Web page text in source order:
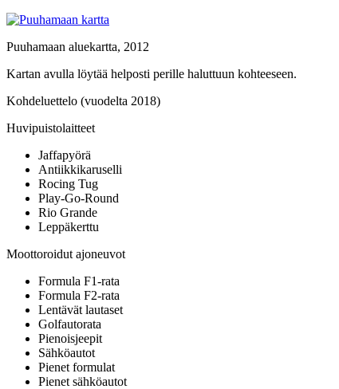
Puuhamaan aluekartta, 2012
Kartan avulla löytää helposti perille haluttuun kohteeseen.
Kohdeluettelo (vuodelta 2018)
Huvipuistolaitteet
Jaffapyörä
Antiikkikaruselli
Rocing Tug
Play-Go-Round
Rio Grande
Leppäkerttu
Moottoroidut ajoneuvot
Formula F1-rata
Formula F2-rata
Lentävät lautaset
Golfautorata
Pienoisjeepit
Sähköautot
Pienet formulat
Pienet sähköautot